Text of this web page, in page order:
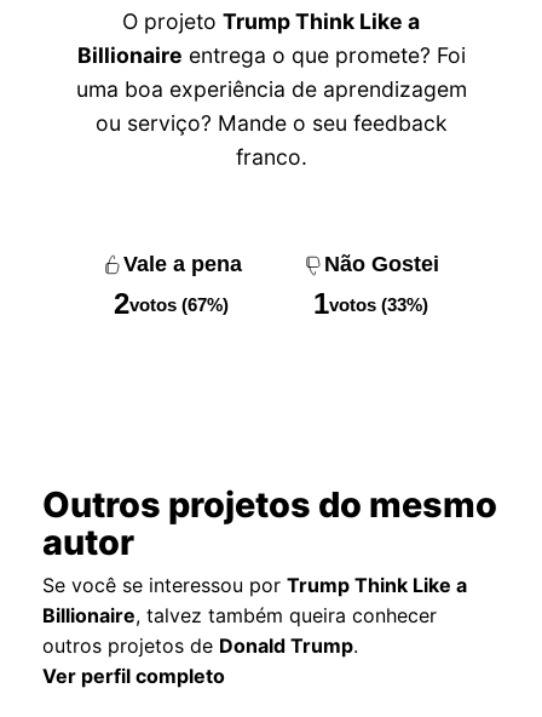
O projeto Trump Think Like a
Billionaire entrega o que promete? Foi
uma boa experiência de aprendizagem
ou serviço? Mande o seu feedback
franco.
Vale a pena
2votos (67%)
Não Gostei
1votos (33%)
Outros projetos do mesmo
autor
Se você se interessou porTrump Think Like a
Billionaire, talvez também queira conhecer
outros projetos de Donald Trump.
Ver perfil completo